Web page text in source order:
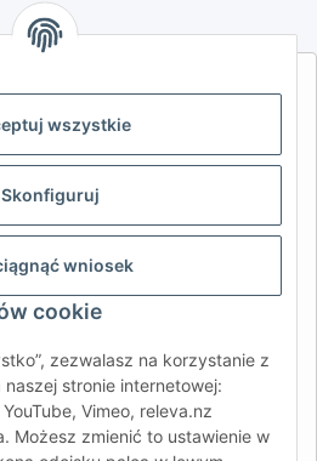
wszystkie
Skonfiguruj
wniosek
cookie
zezwalasz na korzystanie z
naszej stronie internetowej:
Vimeo, releva.nz
Możesz zmienić to ustawienie w
WYBIERZ REGION I JĘZYK | SELECT
CH (DE) CH (FR)
(NL) BE (FR)
RO HR